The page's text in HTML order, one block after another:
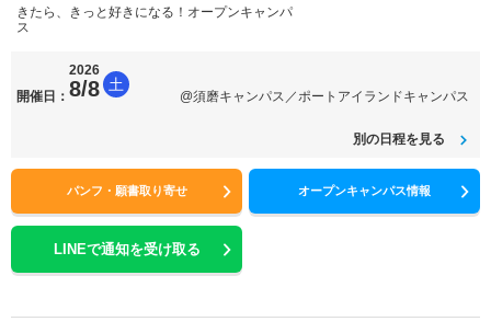
きたら、きっと好きになる！オープンキャンパ
ス
開催日：
2026
8/8 土
@須磨キャンパス／ポートアイランドキャンパス
別の日程を見る
パンフ・願書取り寄せ オープンキャンパス情報
LINEで通知を受け取る